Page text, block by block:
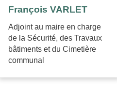
François VARLET
Adjoint au maire en charge
de la Sécurité, des Travaux
bâtiments et du Cimetière
communal